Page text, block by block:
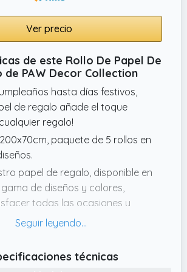
con dinosaurios de dibujos
palabras «Feliz Cumpleaños»,
y patrones vivos,
de diferentes edades,
un rico tema de cumpleaños y un
Ver precio
de este Rollo De Papel De
de PAW Decor Collection
hasta días festivos,
de regalo añade el toque
regalo!
paquete de 5 rollos en
papel de regalo, disponible en
de diseños y colores,
todas las ocasiones y
un paquete expositor encontrarás
su gramaje de 70 g/m², nuestro
lo que facilita envolver
técnicas